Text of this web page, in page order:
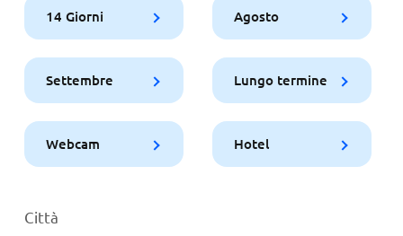
14 Giorni Agosto
Settembre Lungo termine
Webcam Hotel
Città